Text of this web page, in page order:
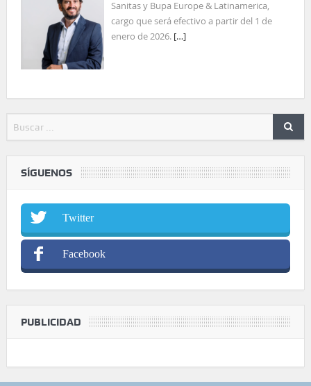
Sanitas y Bupa Europe & Latinamerica,
cargo que será efectivo a partir del 1 de
enero de 2026. […]
SÍGUENOS
Twitter
Facebook
PUBLICIDAD